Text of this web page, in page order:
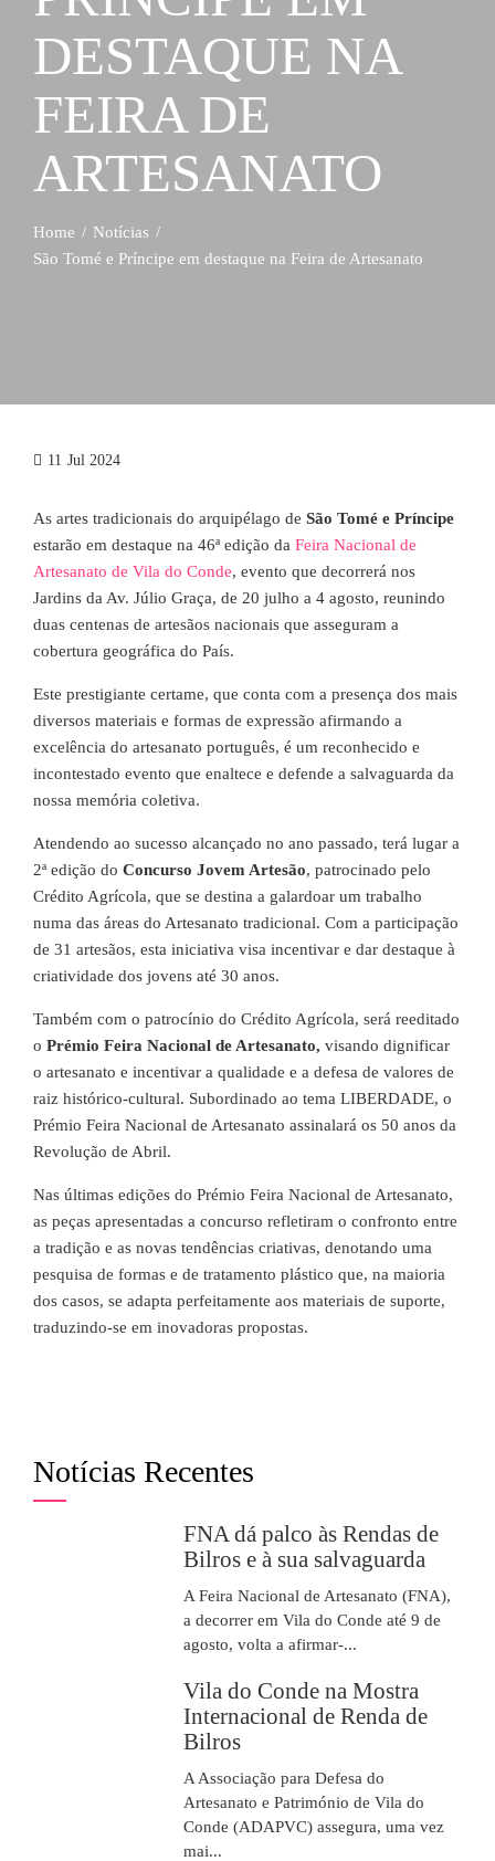
DESTAQUE NA
FEIRA DE
ARTESANATO
Home
Notícias
São Tomé e Príncipe em destaque na Feira de Artesanato
11 Jul 2024
As artes tradicionais do arquipélago de São Tomé e Príncipe
estarão em destaque na 46ª edição da Feira Nacional de
Artesanato de Vila do Conde, evento que decorrerá nos
Jardins da Av. Júlio Graça, de 20 julho a 4 agosto, reunindo
duas centenas de artesãos nacionais que asseguram a
cobertura geográfica do País.
Este prestigiante certame, que conta com a presença dos mais
diversos materiais e formas de expressão afirmando a
excelência do artesanato português, é um reconhecido e
incontestado evento que enaltece e defende a salvaguarda da
nossa memória coletiva.
Atendendo ao sucesso alcançado no ano passado, terá lugar a
2ª edição do Concurso Jovem Artesão, patrocinado pelo
Crédito Agrícola, que se destina a galardoar um trabalho
numa das áreas do Artesanato tradicional. Com a participação
de 31 artesãos, esta iniciativa visa incentivar e dar destaque à
criatividade dos jovens até 30 anos.
Também com o patrocínio do Crédito Agrícola, será reeditado
o Prémio Feira Nacional de Artesanato, visando dignificar
o artesanato e incentivar a qualidade e a defesa de valores de
raiz histórico-cultural. Subordinado ao tema LIBERDADE, o
Prémio Feira Nacional de Artesanato assinalará os 50 anos da
Revolução de Abril.
Nas últimas edições do Prémio Feira Nacional de Artesanato,
as peças apresentadas a concurso refletiram o confronto entre
a tradição e as novas tendências criativas, denotando uma
pesquisa de formas e de tratamento plástico que, na maioria
dos casos, se adapta perfeitamente aos materiais de suporte,
traduzindo-se em inovadoras propostas.
Notícias Recentes
FNA dá palco às Rendas de
Bilros e à sua salvaguarda
A Feira Nacional de Artesanato (FNA),
a decorrer em Vila do Conde até 9 de
agosto, volta a afirmar-...
Vila do Conde na Mostra
Internacional de Renda de
Bilros
A Associação para Defesa do
Artesanato e Património de Vila do
Conde (ADAPVC) assegura, uma vez
mai...